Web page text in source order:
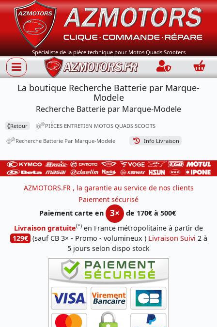
Spécialiste de la pièce technique pour Motos Quads Scooters
Connection
La boutique Recherche Batterie par Marque-
Modele
Recherche Batterie par Marque-Modele
⟪Retour PIÈCES ENTRETIEN MOTOS QUADS SCOOTS
Recherche Batterie Par Marque-Modele Info Livraison
AZMOTORS.FR , la garantie au service de nos clients
Paiement sécurisé
Paiement carte en
3×
de 170€ à 500€
Livraison gratuite(*) en France métropolitaine à partir de
129€ (sauf CB 3× - Promo - volumineux ) Livraison Suivi 2 à
5 jours selon dispo stock